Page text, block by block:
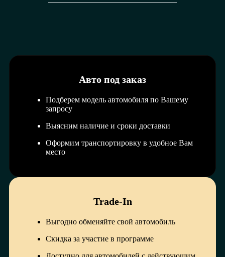
Авто под заказ
Подберем модель автомобиля по Вашему
запросу
Выясним наличие и сроки доставки
Оформим транспортировку в удобное Вам
место
Trade-In
Выгодно обменяйте свой автомобиль
Скидка за участие в программе